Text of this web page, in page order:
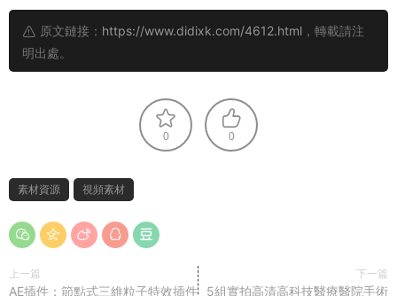
原文鏈接： https://www.didixk.com/4612.html ，轉載請注
明出處。
0 0
素材資源 視頻素材
上一篇
AE插件：節點式三維粒子特效插件
下一篇
5組實拍高清高科技醫療醫院手術